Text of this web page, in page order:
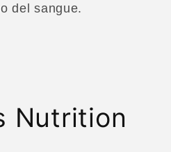
del sangue.
Nutrition